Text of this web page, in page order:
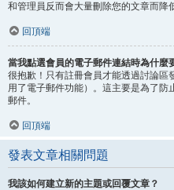
和管理員反而會大量刪除您的文章而降
回頂端
當我點選會員的電子郵件連結時為什麼
很抱歉！只有註冊會員才能透過討論區
用了電子郵件功能）。這主要是為了防
郵件。
回頂端
發表文章相關問題
我該如何建立新的主題或回覆文章？